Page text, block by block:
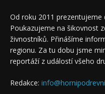
Od roku 2011 prezentujeme
Poukazujeme na šikovnost
živnostníků. Přinášíme
regionu. Za tu dobu jsme
reportáží z událostí všeho
Redakce: